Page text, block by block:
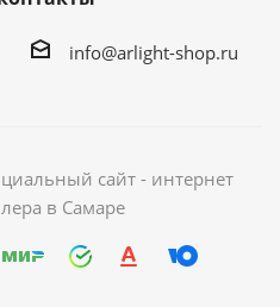
info@arlight-shop.ru
сайт - интернет
в Самаре